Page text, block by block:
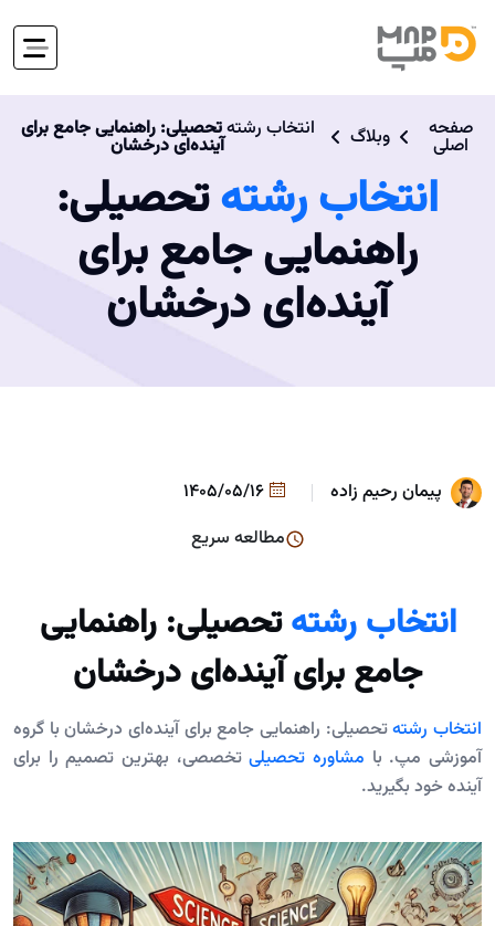
صفحه
اصلی وبلاگ انتخاب رشتهتحصیلی: راهنمایی جامع برای
آینده‌ای درخشان
انتخاب رشتهتحصیلی:
راهنمایی جامع برای
آینده‌ای درخشان
پیمان رحیم زاده
مطالعه سریع
انتخاب رشتهتحصیلی: راهنمایی
جامع برای آینده‌ای درخشان
انتخاب رشتهتحصیلی: راهنمایی جامع برای آینده‌ای درخشان با گروه
آموزشی مپ. با مشاوره تحصیلیتخصصی، بهترین تصمیم را برای
آینده خود بگیرید.